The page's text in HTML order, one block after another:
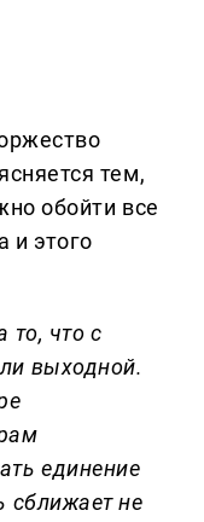
тем,
обойти все
и этого
то, что с
выходной.
единение
сближает не